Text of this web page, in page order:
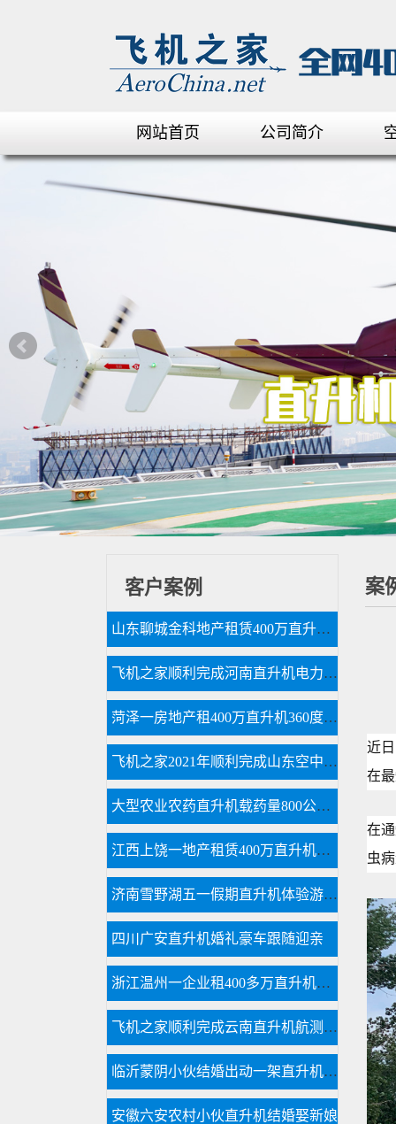
网站首页 公司简介
案
近
在
在
虫
客户案例
山东聊城金科地产租赁400万直升机空中看房
飞机之家顺利完成河南直升机电力巡线作业
菏泽一房地产租400万直升机360度空中看房
飞机之家2021年顺利完成山东空中测绘作业
大型农业农药直升机载药量800公斤每天农林喷洒达18万亩
江西上饶一地产租赁400万直升机空中看房
济南雪野湖五一假期直升机体验游玩首选
四川广安直升机婚礼豪车跟随迎亲
浙江温州一企业租400多万直升机开业
飞机之家顺利完成云南直升机航测作业
临沂蒙阴小伙结婚出动一架直升机66辆车
安徽六安农村小伙直升机结婚娶新娘